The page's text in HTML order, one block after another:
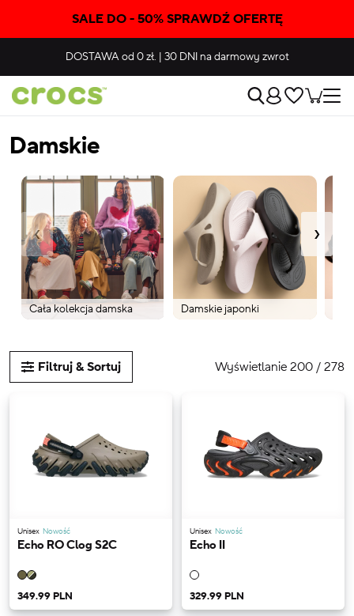
SALE DO - 50% SPRAWDŹ OFERTĘ
DOSTAWAod 0 zł. | 30 DNIna darmowy zwrot
Damskie
Cała kolekcja damska Damskie japonki
‹ ›
Filtruj & Sortuj Wyświetlanie 200 / 278
Unisex Nowość
Echo RO Clog S2C
349.99 PLN
Unisex Nowość
Echo II
329.99 PLN